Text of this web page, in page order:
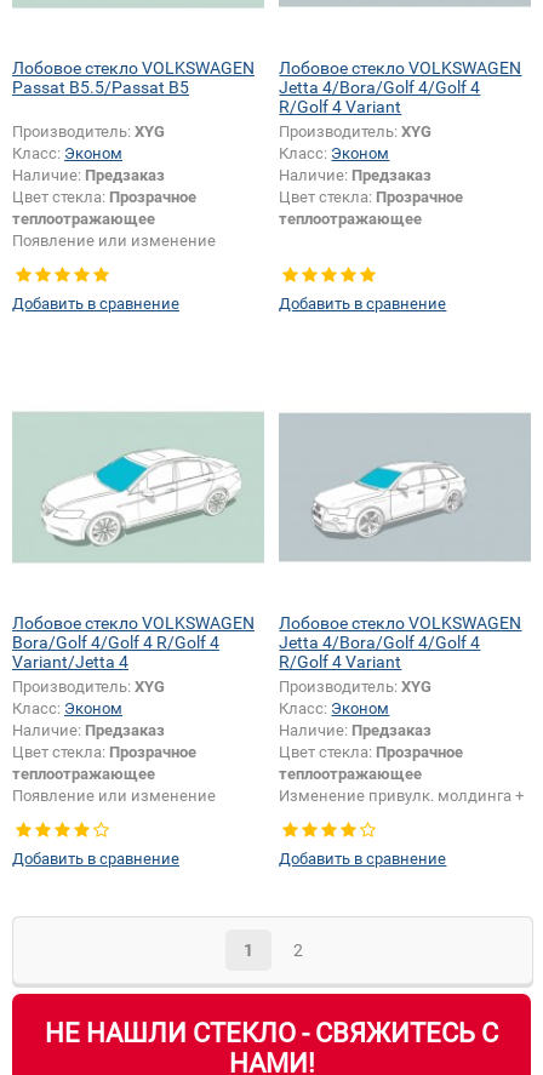
Лобовое стекло VOLKSWAGEN
Passat B5.5/Passat B5
Производитель: XYG
Класс: Эконом
Наличие: Предзаказ
Цвет стекла: Прозрачное
теплоотражающее
Появление или изменение
шелкографии:
Добавить в сравнение
Лобовое стекло VOLKSWAGEN
Jetta 4/Bora/Golf 4/Golf 4
R/Golf 4 Variant
Производитель:XYG
Класс: Эконом
Наличие: Предзаказ
Цвет стекла: Прозрачное
теплоотражающее
Добавить в сравнение
Лобовое стекло VOLKSWAGEN
Bora/Golf 4/Golf 4 R/Golf 4
Variant/Jetta 4
Производитель: XYG
Класс: Эконом
Наличие: Предзаказ
Цвет стекла: Прозрачное
теплоотражающее
Появление или изменение
Добавить в сравнение
Лобовое стекло VOLKSWAGEN
Jetta 4/Bora/Golf 4/Golf 4
R/Golf 4 Variant
Производитель:XYG
Класс: Эконом
Наличие: Предзаказ
Цвет стекла: Прозрачное
теплоотражающее
Изменение привулк. молдинга +
Добавить в сравнение
1 2
НЕ НАШЛИ СТЕКЛО - СВЯЖИТЕСЬ С
НАМИ!